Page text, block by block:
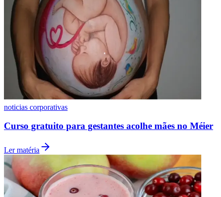
noticias corporativas
Curso gratuito para gestantes acolhe mães no Méier
Ler matéria